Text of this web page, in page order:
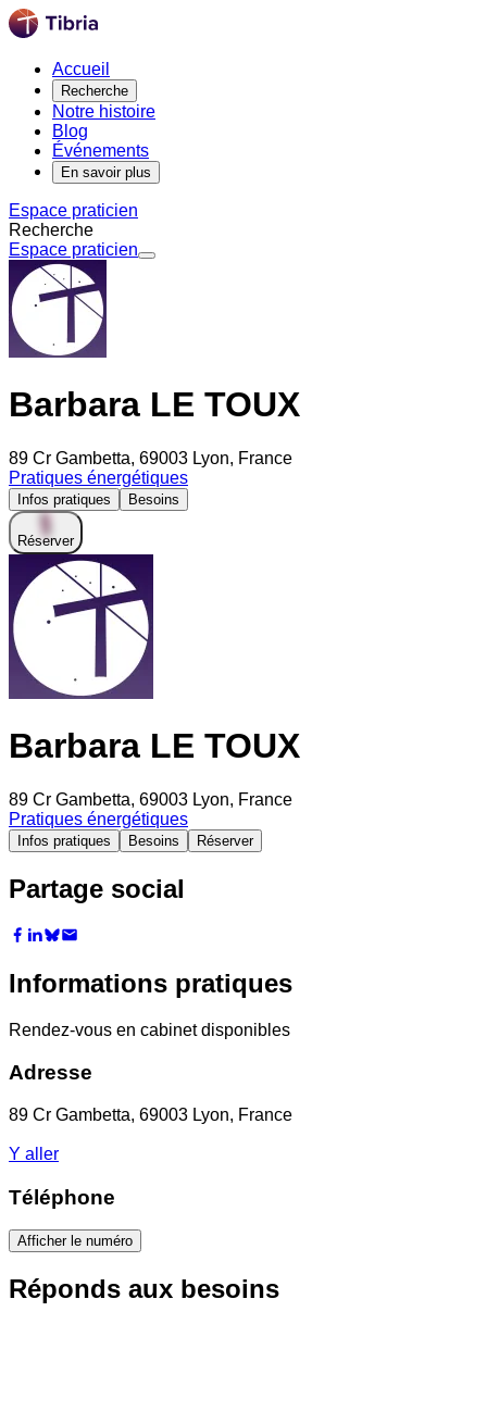
Accueil
Recherche
Notre histoire
Blog
Événements
En savoir plus
Espace praticien
Recherche
Espace praticien
Barbara LE TOUX
89 Cr Gambetta, 69003 Lyon, France
Pratiques énergétiques
Infos pratiques Besoins
Réserver
Barbara LE TOUX
89 Cr Gambetta, 69003 Lyon, France
Pratiques énergétiques
Infos pratiques Besoins Réserver
Partage social
Informations pratiques
Rendez-vous en cabinet disponibles
Adresse
89 Cr Gambetta, 69003 Lyon, France
Y aller
Téléphone
Afficher le numéro
Réponds aux besoins